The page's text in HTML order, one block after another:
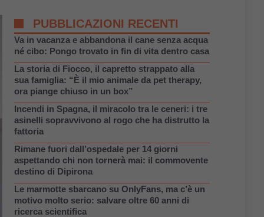
PUBBLICAZIONI RECENTI
Va in vacanza e abbandona il cane senza acqua
né cibo: Pongo trovato in fin di vita dentro casa
La storia di Fiocco, il capretto strappato alla
sua famiglia: “È il mio animale da pet therapy,
ora piange chiuso in un box”
Incendi in Spagna, il miracolo tra le ceneri: i tre
asinelli sopravvivono al rogo che ha distrutto la
fattoria
Rimane fuori dall’ospedale per 14 giorni
aspettando chi non tornerà mai: il commovente
destino di Dipirona
Le marmotte sbarcano su OnlyFans, ma c’è un
motivo molto serio: salvare oltre 60 anni di
ricerca scientifica